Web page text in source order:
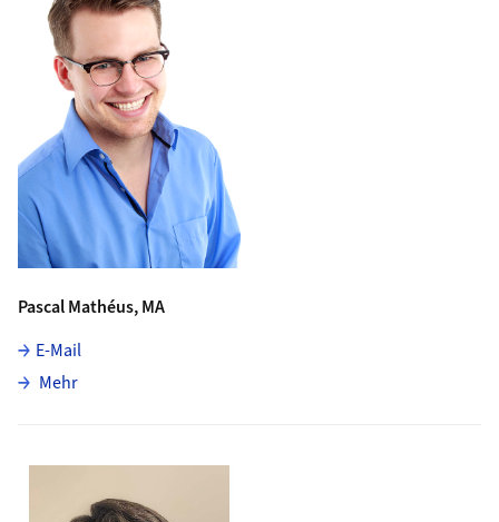
Pascal Mathéus, MA
E-Mail
Mehrüber Pascal Mathéus